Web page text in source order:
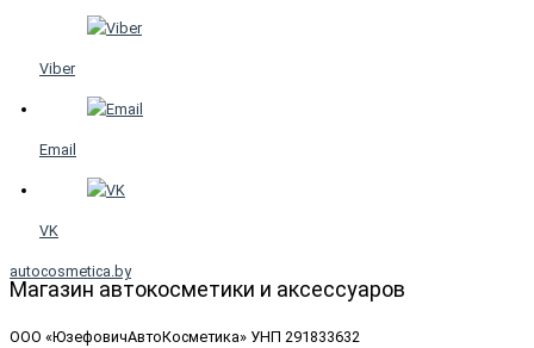
Viber
Email
VK
autocosmetica.by
Магазин автокосметики и аксессуаров
ООО «ЮзефовичАвтоКосметика» УНП 291833632